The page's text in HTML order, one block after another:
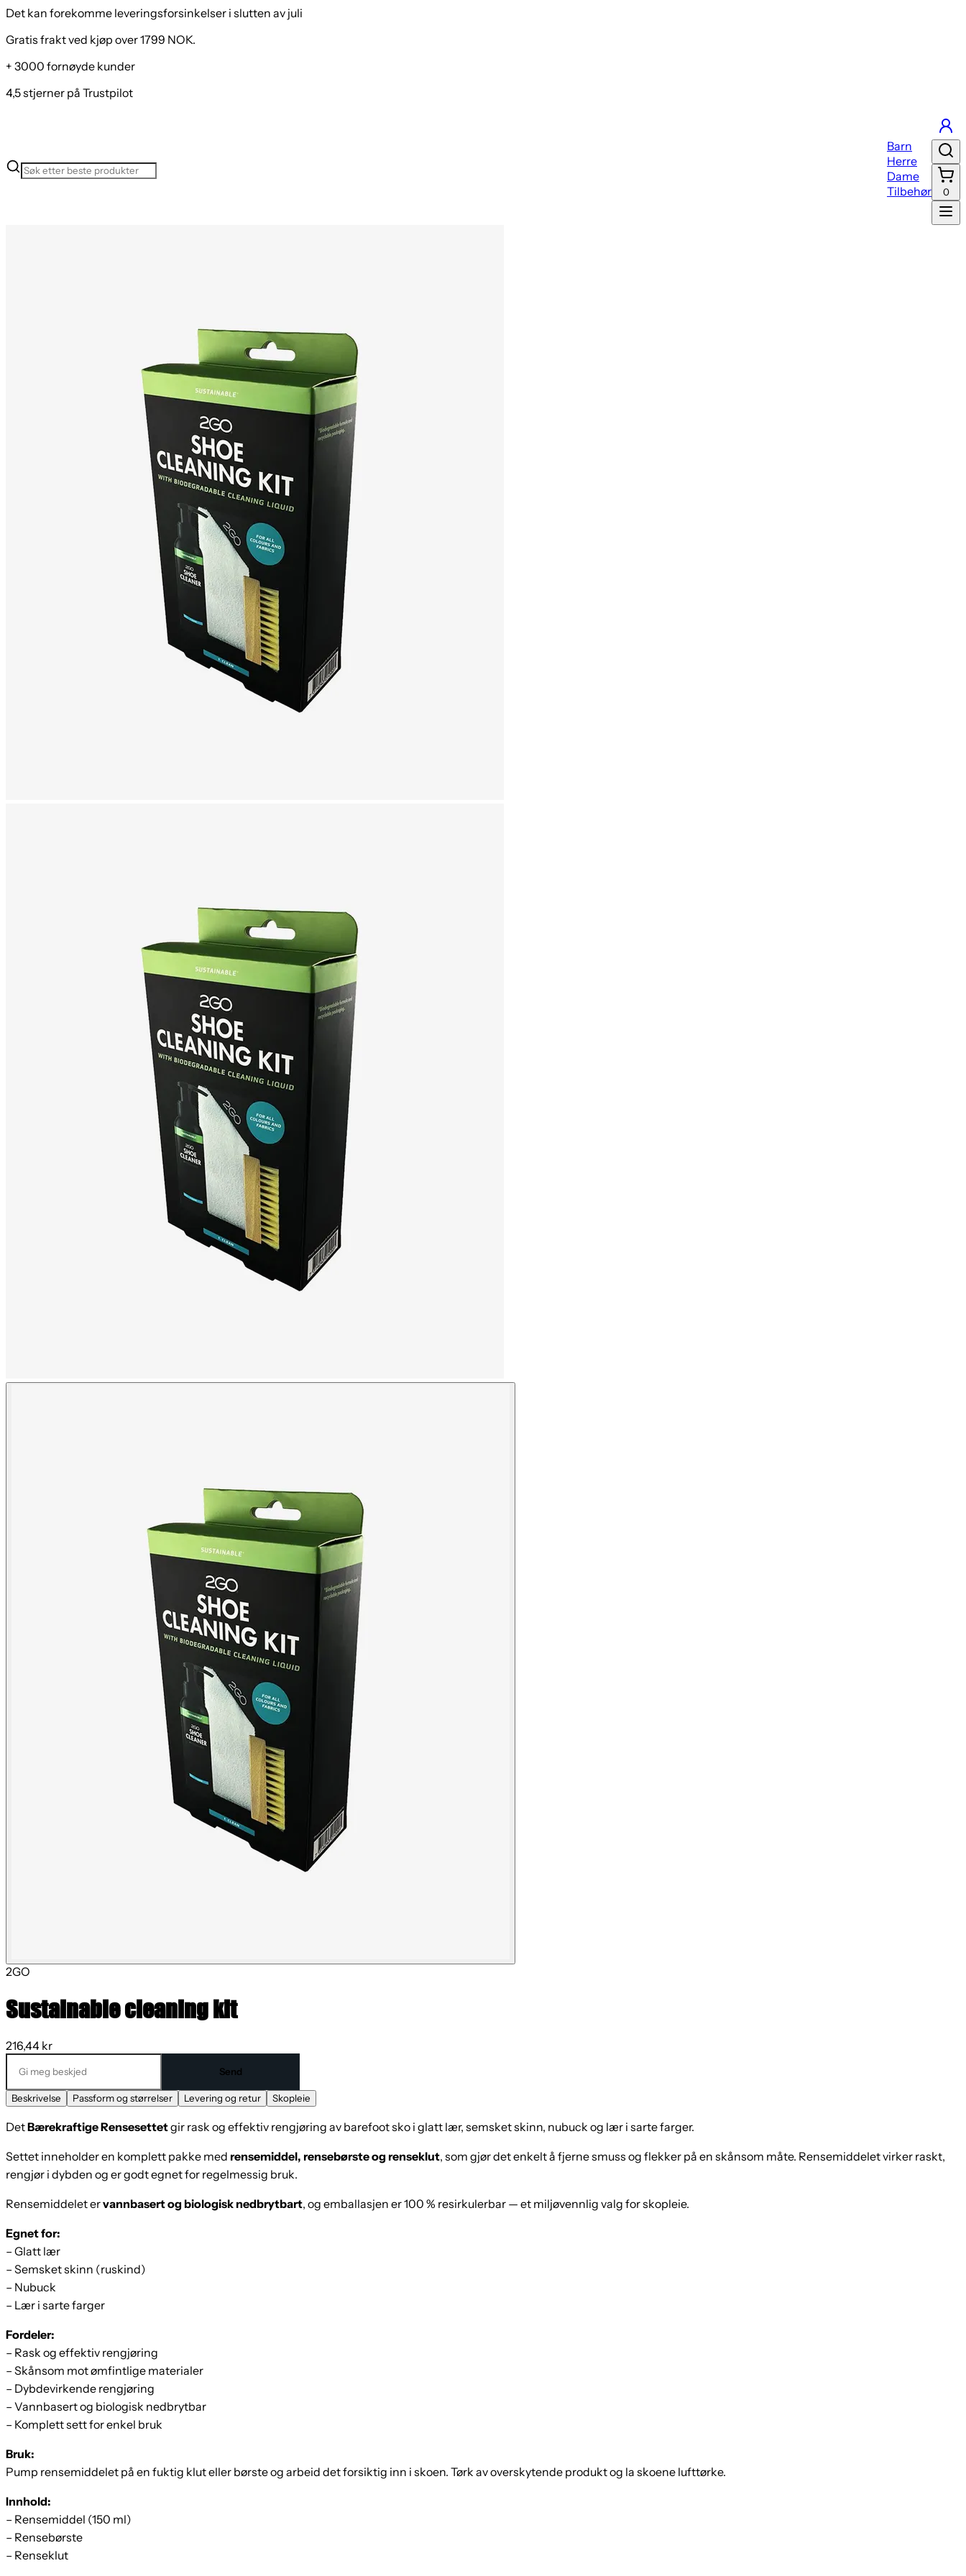
Det kan forekomme leveringsforsinkelser i slutten av juli
Gratis frakt ved kjøp over 1799 NOK.
+ 3000 fornøyde kunder
4,5 stjerner på Trustpilot
Barn
Herre
Dame
Tilbehør
0
2GO
Sustainable cleaning kit
216,44 kr
Send
Beskrivelse Passform og størrelser Levering og retur Skopleie
DetBærekraftige Rensesettetgir rask og effektiv rengjøring av barefoot sko i glatt lær, semsket skinn, nubuck og lær i sarte farger.
Settet inneholder en komplett pakke med rensemiddel, rensebørste og renseklut, som gjør det enkelt å fjerne smuss og flekker på en skånsom måte. Rensemiddelet virker raskt,
rengjør i dybden og er godt egnet for regelmessig bruk.
Rensemiddelet ervannbasert og biologisk nedbrytbart, og emballasjen er 100 % resirkulerbar — et miljøvennlig valg for skopleie.
Egnet for:
– Glatt lær
– Semsket skinn (ruskind)
– Nubuck
– Lær i sarte farger
Fordeler:
– Rask og effektiv rengjøring
– Skånsom mot ømfintlige materialer
– Dybdevirkende rengjøring
– Vannbasert og biologisk nedbrytbar
– Komplett sett for enkel bruk
Bruk:
Pump rensemiddelet på en fuktig klut eller børste og arbeid det forsiktig inn i skoen. Tørk av overskytende produkt og la skoene lufttørke.
Innhold:
– Rensemiddel (150 ml)
– Rensebørste
– Renseklut